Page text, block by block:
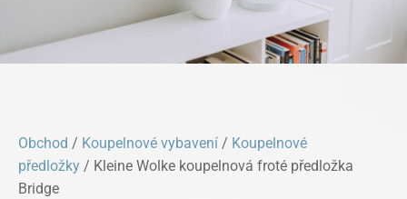
Obchod / Koupelnové vybavení / Koupelnové
předložky / Kleine Wolke koupelnová froté předložka
Bridge